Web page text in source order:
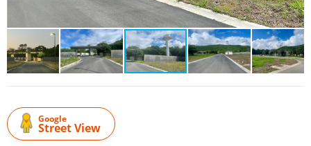
Google
Street View